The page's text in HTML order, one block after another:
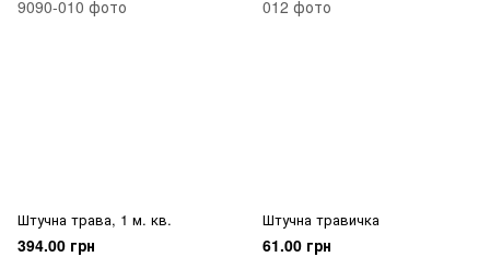
Штучна трава, 1 м. кв.
394.00 грн
Штучна травичка
61.00 грн